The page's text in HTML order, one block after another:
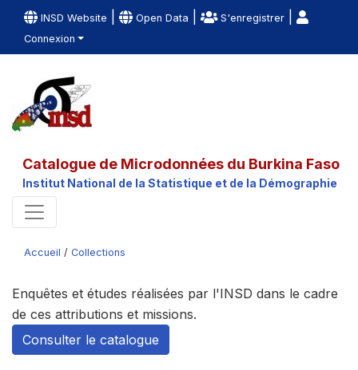
INSD Website Open Data S'enregistrer
Connexion
Catalogue de Microdonnées du Burkina Faso
Institut National de la Statistique et de la Démographie
Accueil / Collections
Enquêtes et études réalisées par l'INSD dans le cadre
de ces attributions et missions.
Consulter le catalogue